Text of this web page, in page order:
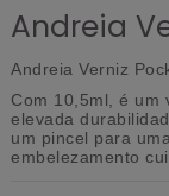
Andreia
Andreia Verniz
Com 10,5ml, é um
elevada
um pincel para
embelezamento